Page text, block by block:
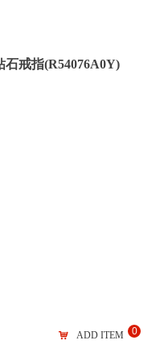
石戒指(R54076A0Y)
낙 ADD ITEM 0